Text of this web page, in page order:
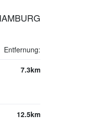
Entfernung:
7.3km
12.5km